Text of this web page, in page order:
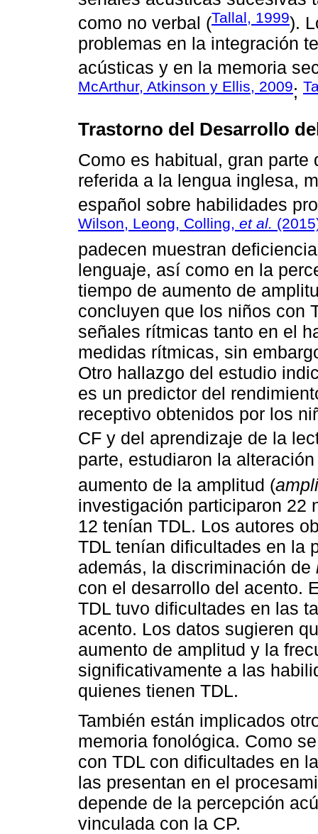
como no verbal (Tallal, 1999).
problemas en la integración
acústicas y en la memoria
McArthur, Atkinson y Ellis, 2009;
Trastorno del Desarrollo
Como es habitual, gran
referida a la lengua inglesa,
español sobre habilidades
Wilson, Leong, Colling, et al.
padecen muestran
lenguaje, así como en la
tiempo de aumento de
concluyen que los niños con
señales rítmicas tanto en el
medidas rítmicas, sin
Otro hallazgo del estudio
es un predictor del
receptivo obtenidos por los
CF y del aprendizaje de la
parte, estudiaron la
aumento de la amplitud (
investigación participaron 22
12 tenían TDL. Los autores
TDL tenían dificultades en la
además, la discriminación de
con el desarrollo del acento.
TDL tuvo dificultades en las
acento. Los datos sugieren
aumento de amplitud y la
significativamente a las
quienes tienen TDL.
También están implicados
memoria fonológica. Como
con TDL con dificultades en
las presentan en el
depende de la percepción
vinculada con la CP.